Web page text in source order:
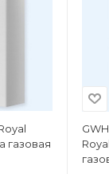
газовая